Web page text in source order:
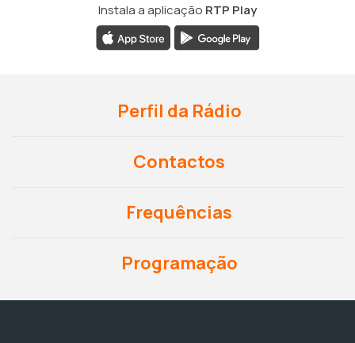
Instala a aplicação RTP Play
Perfil da Rádio
Contactos
Frequências
Programação